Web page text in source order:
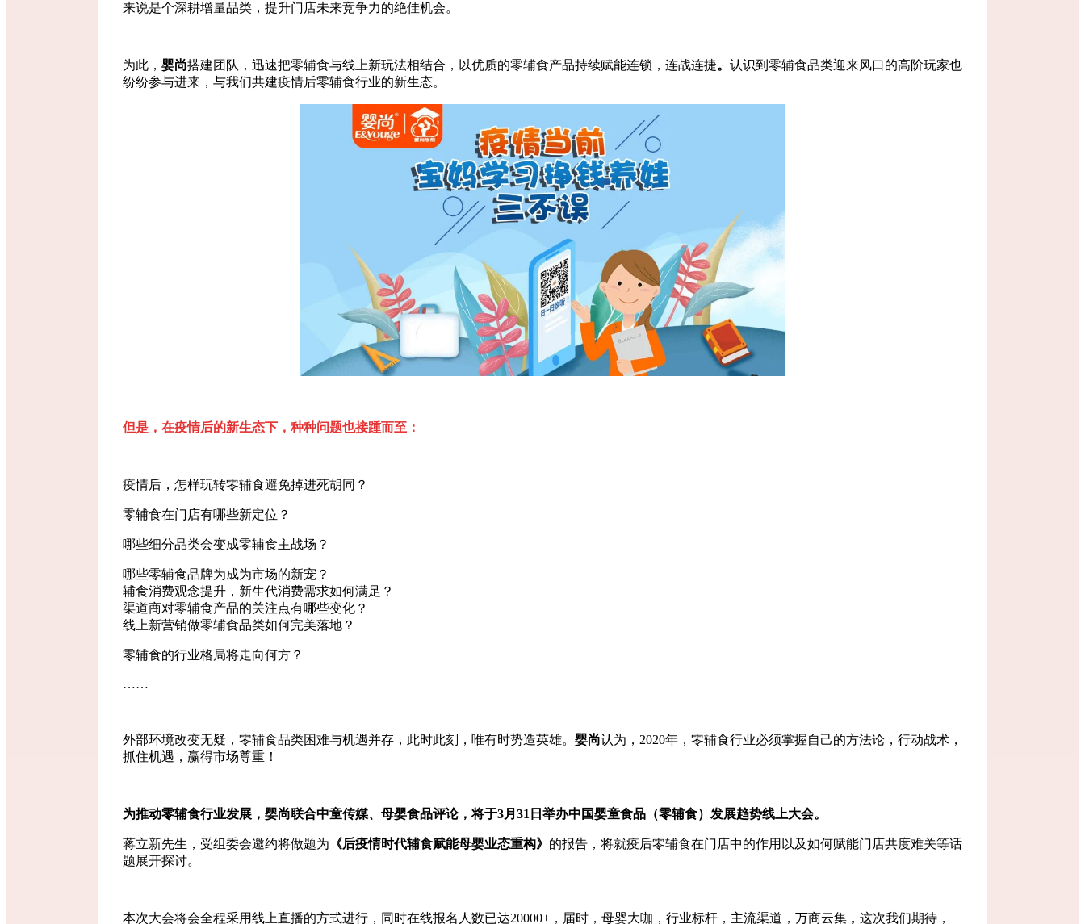
来说是个深耕增量品类，提升门店未来竞争力的绝佳机会。
为此， 婴尚搭建团队，迅速把零辅食与线上新玩法相结合，以优质的零辅食产品持续赋能连锁 ， 连战连捷。 认识到零辅食品类迎来风口的高阶玩家也
纷纷参与进来，与我们共建疫情后零辅食行业的新生态。
但是 ， 在疫情后的新生态下，种种问题也接踵而至：
疫情后，怎样玩转零辅食避免掉进死胡同？
零辅食在门店有哪些新定位？
哪些细分品类会变成零辅食主战场？
哪些零辅食品牌为成为市场的新宠？
辅食消费观念提升，新生代消费需求如何满足？
渠道商对零辅食产品的关注点有哪些变化？
线上新营销做零辅食品类如何完美落地？
零辅食的行业格局将走向何方？
……
外部环境改变无疑，零辅食品类困难与机遇并存，此时此刻，唯有时势造英雄。 婴尚认为， 2020年，零辅食行业必须掌握自己的方法论，行动战术，
抓住机遇，赢得市场尊重！
为推动零辅食行业发展 ， 婴尚联合中童传媒、 母婴食品评论，将于3月31日 举办中国婴童食品（零辅食）发展趋势线上大会。
蒋立新先生，受组委会邀约将做题为 《后疫情时代辅食赋能母婴业态重构》 的报告，将就疫后零辅食在门店中的作用以及如何赋能门店共度难关等话
题展开探讨。
本次大会将会全程采用线上直播的方式进行，同时在线报名人数已达20000+，届时，母婴大咖，行业标杆，主流渠道，万商云集，这次我们期待，